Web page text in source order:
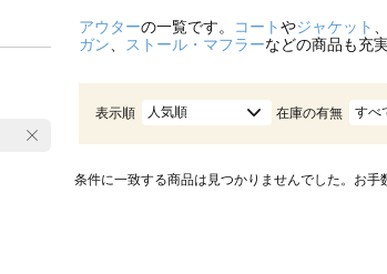
アウターの一覧です。 コートやジャケット
ガン
ストール・マフラーなどの商品も充実
表示順 人気順 在庫の有無 すべ
条件に一致する商品は見つかりませんでした。お手